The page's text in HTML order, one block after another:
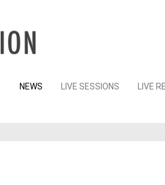
Skip
NEWS LIVE SESSIONS LIVE